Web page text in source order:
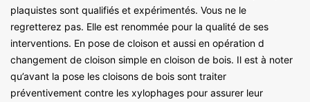
plaquistes sont qualifiés et expérimentés. Vous ne le
regretterez pas. Elle est renommée pour la qualité de ses
interventions. En pose de cloison et aussi en opération d
changement de cloison simple en cloison de bois. Il est à noter
qu’avant la pose les cloisons de bois sont traiter
préventivement contre les xylophages pour assurer leur